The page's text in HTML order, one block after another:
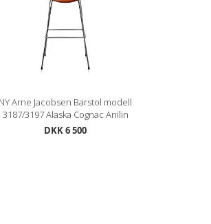
NY Arne Jacobsen Barstol modell
3187/3197 Alaska Cognac Anilin
DKK 6 500